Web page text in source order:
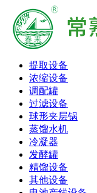
提取设备
浓缩设备
调配罐
过滤设备
球形夹层锅
蒸馏水机
冷凝器
发酵罐
精馏设备
其他设备